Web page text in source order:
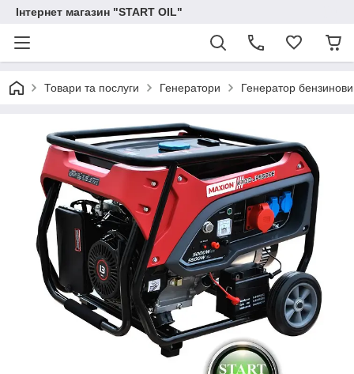
Інтернет магазин "START OIL"
Товари та послуги Генератори Генератор